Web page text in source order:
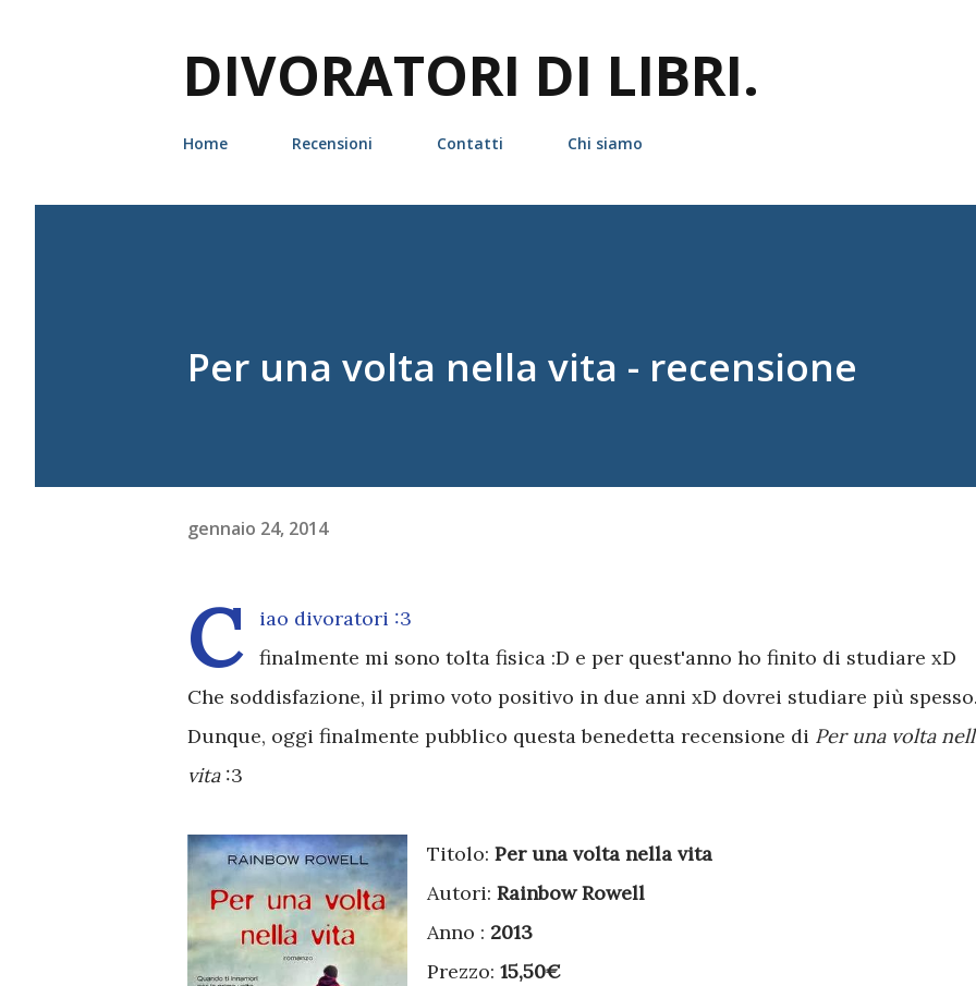
DIVORATORI DI LIBRI.
Home Recensioni Contatti Chi siamo
Per una volta nella vita - recensione
gennaio 24, 2014
C
iao divoratori :3
finalmente mi sono tolta fisica :D e per quest'anno ho finito di studiare xD
Che soddisfazione, il primo voto positivo in due anni xD dovrei studiare più
Dunque, oggi finalmente pubblico questa benedetta recensione di Per una volta
vita:3
Titolo: Per una volta nella vita
Autori: Rainbow Rowell
Anno : 2013
Prezzo: 15,50€